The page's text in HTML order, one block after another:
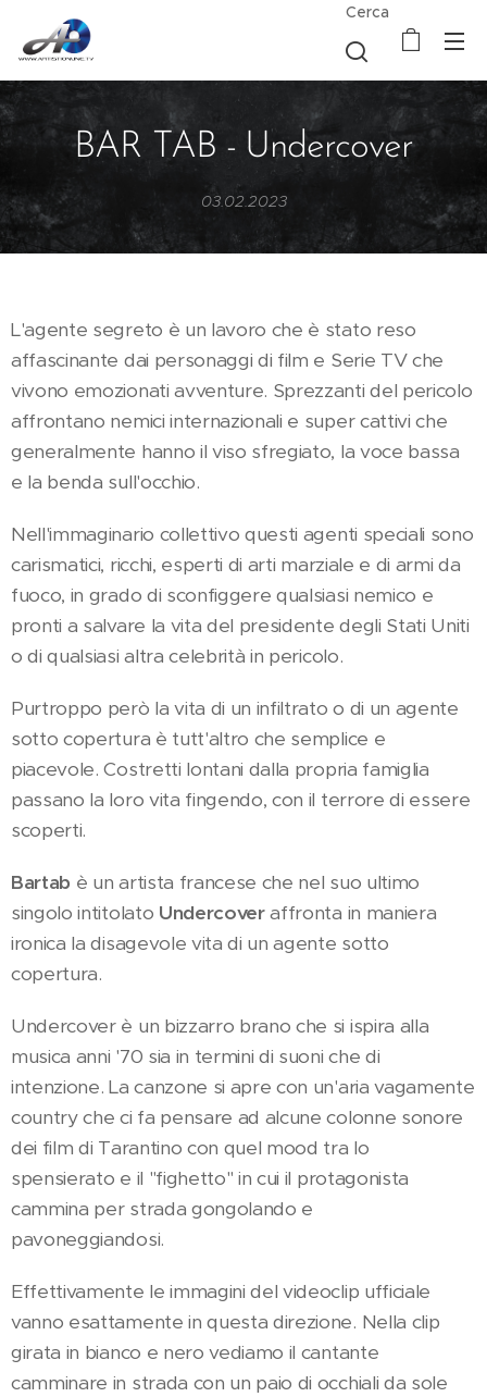
Cerca
BAR TAB - Undercover
03.02.2023
L'agente segreto è un lavoro che è stato reso
affascinante dai personaggi di film e Serie TV che
vivono emozionati avventure. Sprezzanti del pericolo
affrontano nemici internazionali e super cattivi che
generalmente hanno il viso sfregiato, la voce bassa
e la benda sull'occhio.
Nell'immaginario collettivo questi agenti speciali sono
carismatici, ricchi, esperti di arti marziale e di armi da
fuoco, in grado di sconfiggere qualsiasi nemico e
pronti a salvare la vita del presidente degli Stati Uniti
o di qualsiasi altra celebrità in pericolo.
Purtroppo però la vita di un infiltrato o di un agente
sotto copertura è tutt'altro che semplice e
piacevole. Costretti lontani dalla propria famiglia
passano la loro vita fingendo, con il terrore di essere
scoperti.
Bartab è un artista francese che nel suo ultimo
singolo intitolato Undercoveraffronta in maniera
ironica la disagevole vita di un agente sotto
copertura.
Undercover è un bizzarro brano che si ispira alla
musica anni '70 sia in termini di suoni che di
intenzione. La canzone si apre con un'aria vagamente
country che ci fa pensare ad alcune colonne sonore
dei film di Tarantino con quel mood tra lo
spensierato e il "fighetto" in cui il protagonista
cammina per strada gongolando e
pavoneggiandosi.
Effettivamente le immagini del videoclip ufficiale
vanno esattamente in questa direzione. Nella clip
girata in bianco e nero vediamo il cantante
camminare in strada con un paio di occhiali da sole